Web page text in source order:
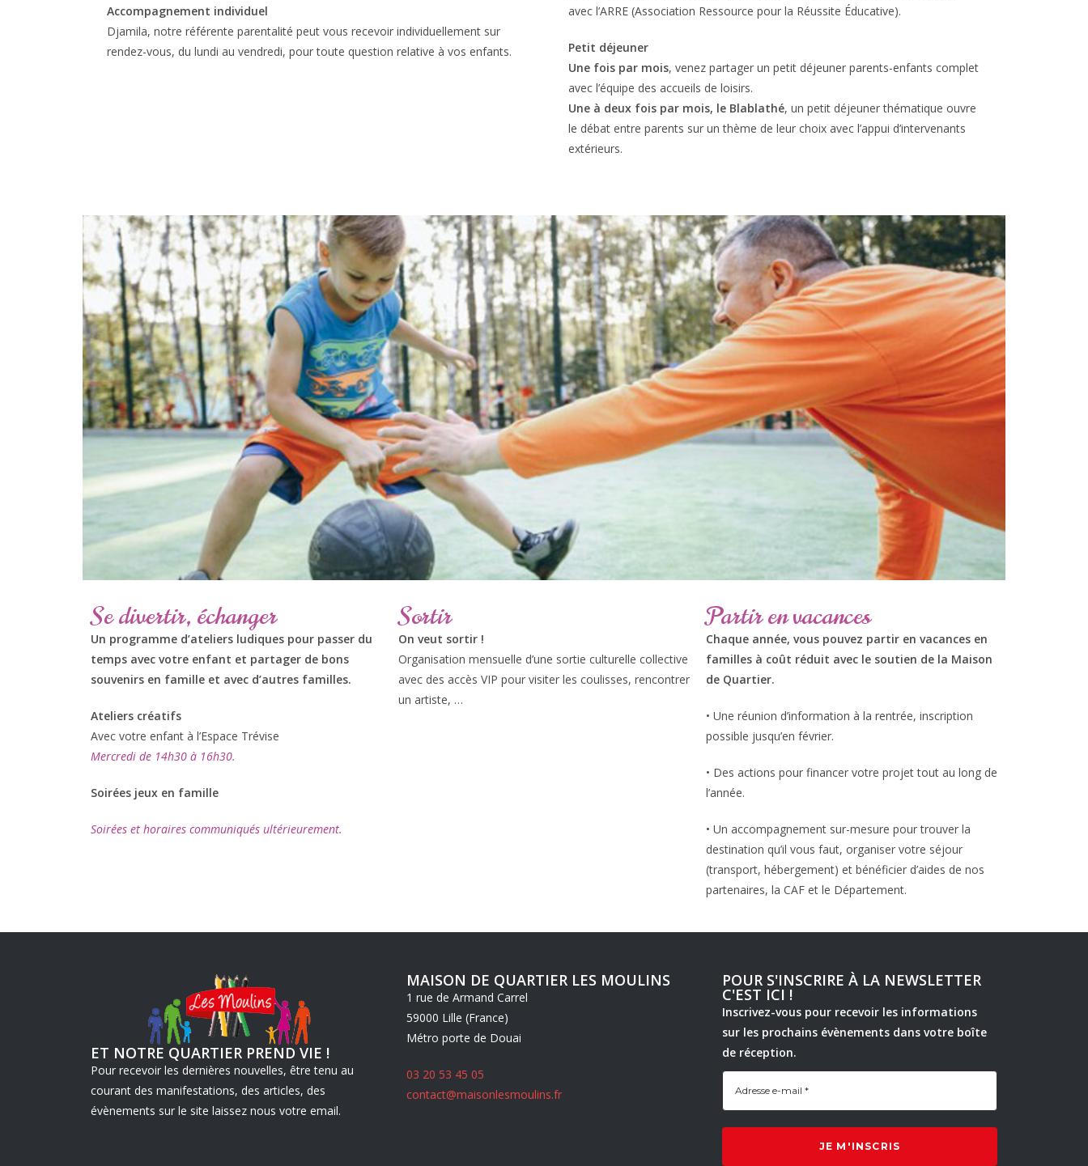
Accompagnement individuel
Djamila, notre référente parentalité peut vous recevoir individuellement sur
rendez-vous, du lundi au vendredi, pour toute question relative à vos enfants.
avec l’ARRE (Association Ressource pour la Réussite Éducative).
Petit déjeuner
Une fois par mois, venez partager un petit déjeuner parents-enfants complet
avec l’équipe des accueils de loisirs.
Une à deux fois par mois, le Blablathé, un petit déjeuner thématique ouvre
le débat entre parents sur un thème de leur choix avec l’appui d’intervenants
extérieurs.
Se divertir, échanger
Un programme d’ateliers ludiques pour passer du
temps avec votre enfant et partager de bons
souvenirs en famille et avec d’autres familles.
Ateliers créatifs
Avec votre enfant à l’Espace Trévise
Mercredi de 14h30 à 16h30.
Soirées jeux en famille
Soirées et horaires communiqués ultérieurement.
Sortir
On veut sortir !
Organisation mensuelle d’une sortie culturelle collective
avec des accès VIP pour visiter les coulisses, rencontrer
un artiste, …
Partir en vacances
Chaque année, vous pouvez partir en vacances en
familles à coût réduit avec le soutien de la Maison
de Quartier.
• Une réunion d’information à la rentrée, inscription
possible jusqu’en février.
• Des actions pour financer votre projet tout au long de
l’année.
• Un accompagnement sur-mesure pour trouver la
destination qu’il vous faut, organiser votre séjour
(transport, hébergement) et bénéficier d’aides de nos
partenaires, la CAF et le Département.
ET NOTRE QUARTIER PREND VIE !
Pour recevoir les dernières nouvelles, être tenu au
courant des manifestations, des articles, des
évènements sur le site laissez nous votre email.
MAISON DE QUARTIER LES MOULINS
1 rue de Armand Carrel
59000 Lille (France)
Métro porte de Douai
03 20 53 45 05
contact@maisonlesmoulins.fr
POUR S'INSCRIRE À LA NEWSLETTER
C'EST ICI !
Inscrivez-vous pour recevoir les informations
sur les prochains évènements dans votre boîte
de réception.